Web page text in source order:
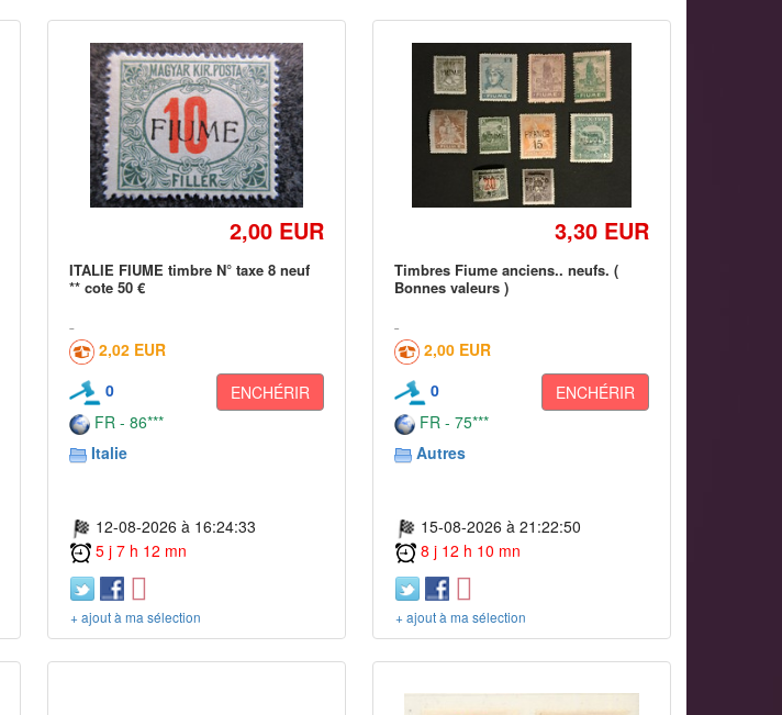
2,00 EUR
ITALIE FIUME timbre N° taxe 8 neuf
** cote 50 €
2,02 EUR
0
ENCHÉRIR
FR - 86***
Italie
12-08-2026 à 16:24:33
5 j 7 h 12 mn
+ ajout à ma sélection
3,30 EUR
Timbres Fiume anciens.. neufs. (
Bonnes valeurs )
2,00 EUR
0
ENCHÉRIR
FR - 75***
Autres
15-08-2026 à 21:22:50
8 j 12 h 10 mn
+ ajout à ma sélection